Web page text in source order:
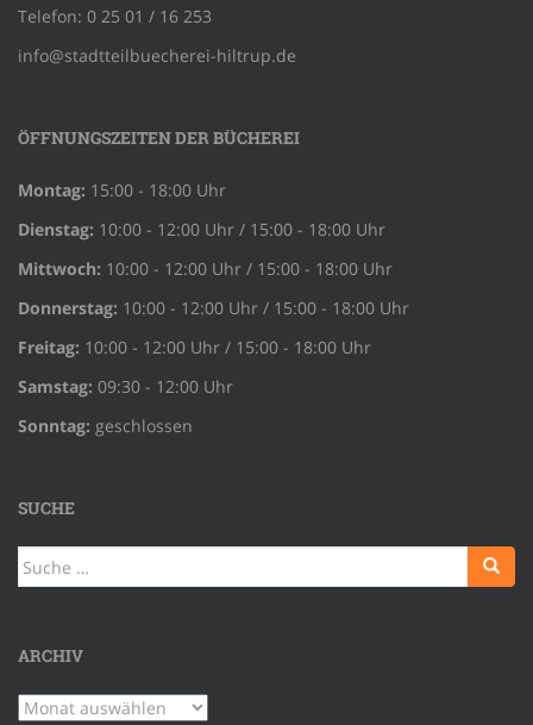
Telefon: 0 25 01 / 16 253
info@stadtteilbuecherei-hiltrup.de
ÖFFNUNGSZEITEN DER BÜCHEREI
Montag: 15:00 - 18:00 Uhr
Dienstag: 10:00 - 12:00 Uhr / 15:00 - 18:00 Uhr
Mittwoch: 10:00 - 12:00 Uhr / 15:00 - 18:00 Uhr
Donnerstag: 10:00 - 12:00 Uhr / 15:00 - 18:00 Uhr
Freitag: 10:00 - 12:00 Uhr / 15:00 - 18:00 Uhr
Samstag: 09:30 - 12:00 Uhr
Sonntag: geschlossen
SUCHE
Suche
nach:
ARCHIV
Archiv